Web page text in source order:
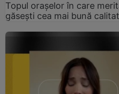
Topul orașelor în care
găsești cea mai bună